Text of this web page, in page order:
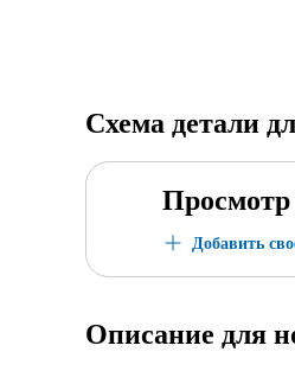
Схема детали
Просмотр
Добавить
Описание для